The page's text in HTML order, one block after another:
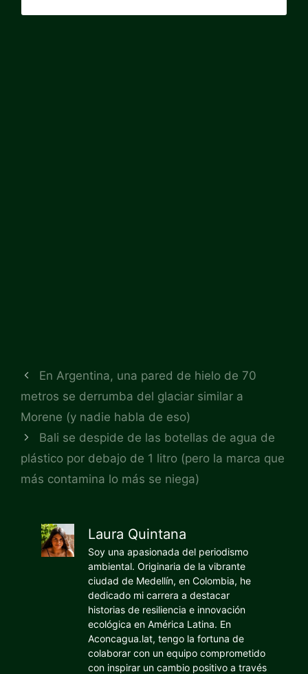
En Argentina, una pared de hielo de 70
metros se derrumba del glaciar similar a
Morene (y nadie habla de eso)
Bali se despide de las botellas de agua de
plástico por debajo de 1 litro (pero la marca que
más contamina lo más se niega)
Laura Quintana
Soy una apasionada del periodismo
ambiental. Originaria de la vibrante
ciudad de Medellín, en Colombia, he
dedicado mi carrera a destacar
historias de resiliencia e innovación
ecológica en América Latina. En
Aconcagua.lat, tengo la fortuna de
colaborar con un equipo comprometido
con inspirar un cambio positivo a través